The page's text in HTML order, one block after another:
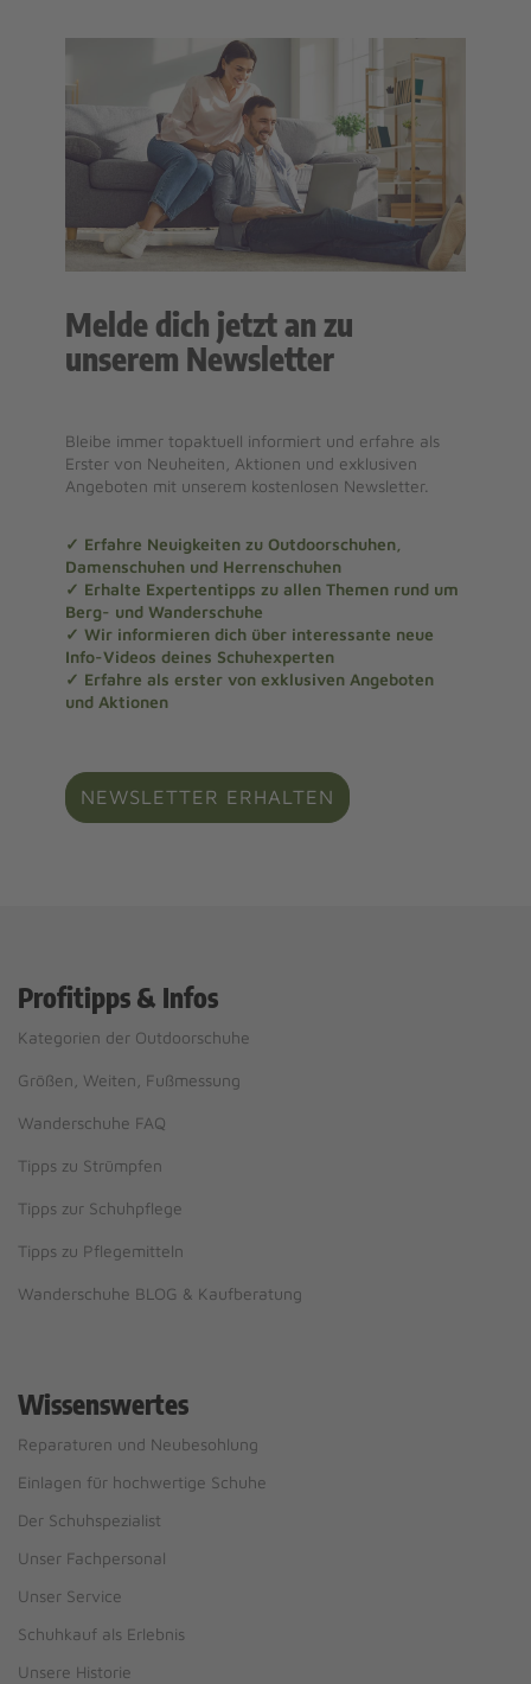
Melde dich jetzt an zu
unserem Newsletter
Bleibe immer topaktuell informiert und erfahre als
Erster von Neuheiten, Aktionen und exklusiven
Angeboten mit unserem kostenlosen Newsletter.
✓ Erfahre Neuigkeiten zu Outdoorschuhen,
Damenschuhen und Herrenschuhen
✓ Erhalte Expertentipps zu allen Themen rund um
Berg- und Wanderschuhe
✓ Wir informieren dich über interessante neue
Info-Videos deines Schuhexperten
✓ Erfahre als erster von exklusiven Angeboten
und Aktionen
NEWSLETTER ERHALTEN
Profitipps & Infos
Kategorien der Outdoorschuhe
Größen, Weiten, Fußmessung
Wanderschuhe FAQ
Tipps zu Strümpfen
Tipps zur Schuhpflege
Tipps zu Pflegemitteln
Wanderschuhe BLOG & Kaufberatung
Wissenswertes
Reparaturen und Neubesohlung
Einlagen für hochwertige Schuhe
Der Schuhspezialist
Unser Fachpersonal
Unser Service
Schuhkauf als Erlebnis
Unsere Historie